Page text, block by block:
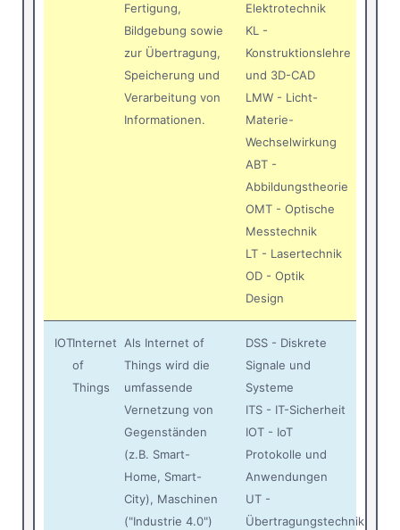
Fertigung,
Bildgebung sowie
zur Übertragung,
Speicherung und
Verarbeitung von
Informationen.
Elektrotechnik
KL -
Konstruktionslehre
und 3D-CAD
LMW - Licht-
Materie-
Wechselwirkung
ABT -
Abbildungstheorie
OMT - Optische
Messtechnik
LT - Lasertechnik
OD - Optik
Design
IOTInternet
of
Things
Als Internet of
Things wird die
umfassende
Vernetzung von
Gegenständen
(z.B. Smart-
Home, Smart-
City), Maschinen
("Industrie 4.0")
DSS - Diskrete
Signale und
Systeme
ITS - IT-Sicherheit
IOT - IoT
Protokolle und
Anwendungen
UT -
Übertragungstechnik